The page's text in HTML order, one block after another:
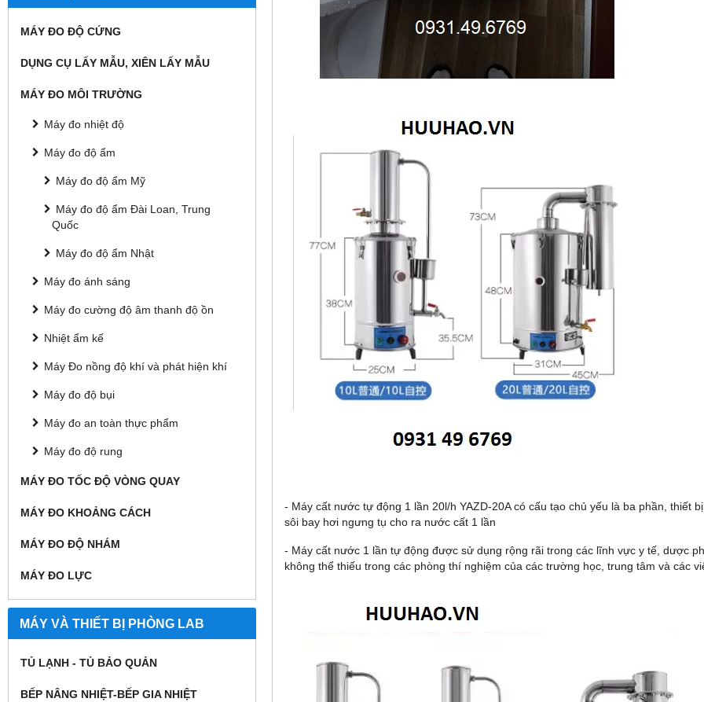
MÁY ĐO ĐỘ CỨNG
DỤNG CỤ LẤY MẪU, XIÊN LẤY MẪU
MÁY ĐO MÔI TRƯỜNG
Máy đo nhiệt độ
Máy đo độ ẩm
Máy đo độ ẩm Mỹ
Máy đo độ ẩm Đài Loan, Trung
Quốc
Máy đo độ ẩm Nhật
Máy đo ánh sáng
Máy đo cường độ âm thanh độ ồn
Nhiệt ẩm kế
Máy Đo nồng độ khí và phát hiện khí
Máy đo độ bụi
Máy đo an toàn thực phẩm
Máy đo độ rung
MÁY ĐO TỐC ĐỘ VÒNG QUAY
MÁY ĐO KHOẢNG CÁCH
MÁY ĐO ĐỘ NHÁM
MÁY ĐO LỰC
MÁY VÀ THIẾT BỊ PHÒNG LAB
TỦ LẠNH - TỦ BẢO QUẢN
BẾP NÂNG NHIỆT-BẾP GIA NHIỆT
- Máy cất nước tự động 1 lần 20l/h YAZD-20A có cấu tạo chủ yếu là ba phần,
sôi bay hơi ngưng tụ cho ra nước cất 1 lần
- Máy cất nước 1 lần tự động được sử dụng rộng rãi trong các lĩnh vực y tế, dược
không thể thiếu trong các phòng thí nghiệm của các trường học, trung tâm và các